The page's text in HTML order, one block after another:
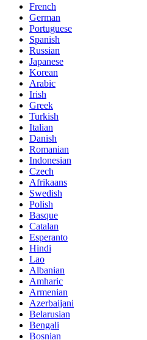
French
German
Portuguese
Spanish
Russian
Japanese
Korean
Arabic
Irish
Greek
Turkish
Italian
Danish
Romanian
Indonesian
Czech
Afrikaans
Swedish
Polish
Basque
Catalan
Esperanto
Hindi
Lao
Albanian
Amharic
Armenian
Azerbaijani
Belarusian
Bengali
Bosnian